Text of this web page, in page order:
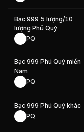
Bạc 999 5 lượng/10
lượng Phú Quý
PQ
Bạc 999 Phú Quý miền
Nam
PQ
Bạc 999 Phú Quý khác
PQ